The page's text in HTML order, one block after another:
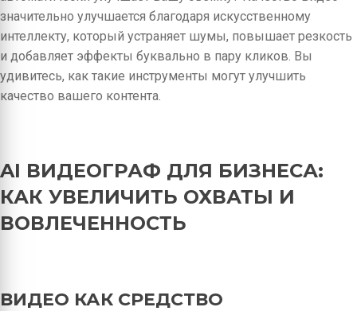
значительно улучшается благодаря искусственному
интеллекту, который устраняет шумы, повышает резкость
и добавляет эффекты буквально в пару кликов. Вы
удивитесь, как такие инструменты могут улучшить
качество вашего контента.
AI ВИДЕОГРАФ ДЛЯ БИЗНЕСА:
КАК УВЕЛИЧИТЬ ОХВАТЫ И
ВОВЛЕЧЕННОСТЬ
ВИДЕО КАК СРЕДСТВО